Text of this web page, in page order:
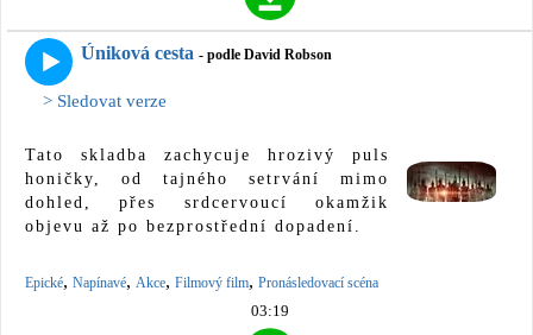
Úniková cesta - podle David Robson
> Sledovat verze
Tato skladba zachycuje hrozivý puls
honičky, od tajného setrvání mimo
dohled, přes srdcervoucí okamžik
objevu až po bezprostřední dopadení.
Epické, Napínavé, Akce, Filmový film, Pronásledovací scéna
03:19